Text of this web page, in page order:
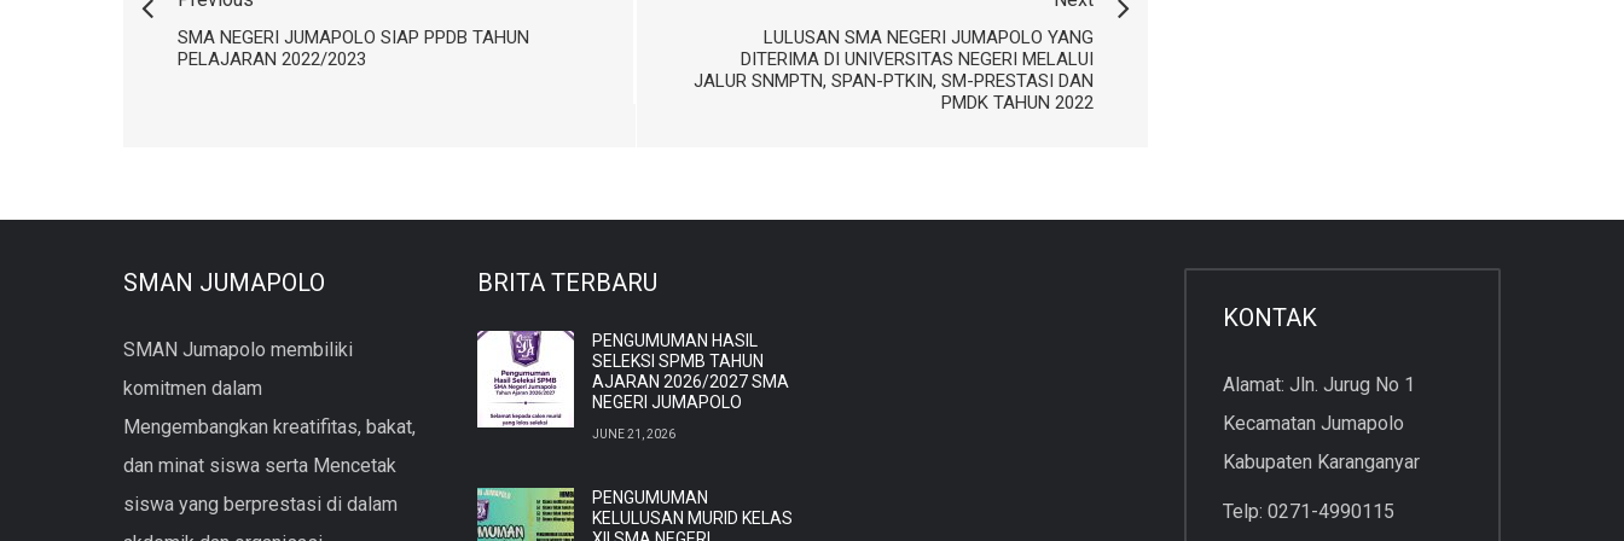
SMA NEGERI JUMAPOLO SIAP PPDB TAHUN
PELAJARAN 2022/2023
LULUSAN SMA NEGERI JUMAPOLO YANG
DITERIMA DI UNIVERSITAS NEGERI MELALUI
JALUR SNMPTN, SPAN-PTKIN, SM-PRESTASI DAN
PMDK TAHUN 2022
SMAN JUMAPOLO
SMAN Jumapolo membiliki
komitmen dalam
Mengembangkan kreatifitas, bakat,
dan minat siswa serta Mencetak
siswa yang berprestasi di dalam
BRITA TERBARU
PENGUMUMAN HASIL
SELEKSI SPMB TAHUN
AJARAN 2026/2027 SMA
NEGERI JUMAPOLO
JUNE 21, 2026
PENGUMUMAN
KELULUSAN MURID KELAS
KONTAK
Alamat: Jln. Jurug No 1
Kecamatan Jumapolo
Kabupaten Karanganyar
Telp: 0271-4990115